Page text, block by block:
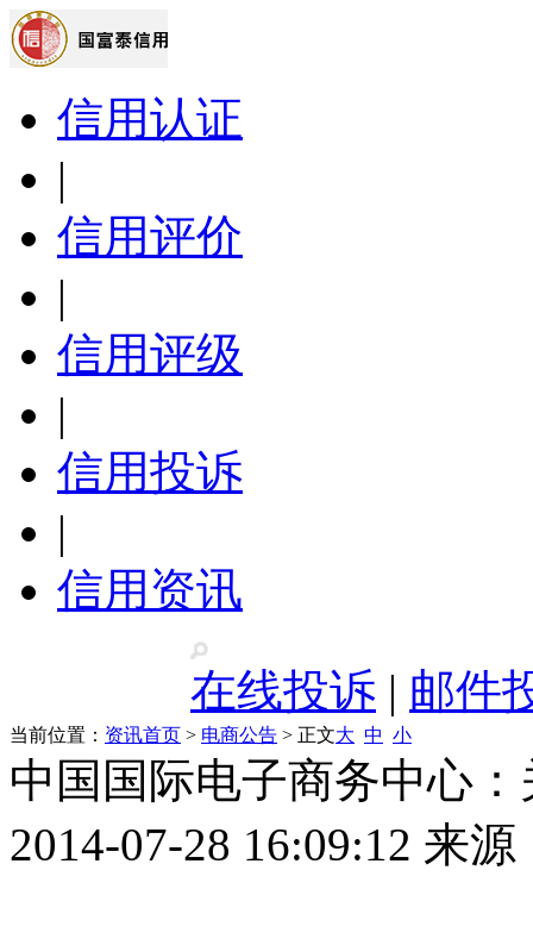
信用认证
|
信用评价
|
信用评级
|
信用投诉
|
信用资讯
在线投诉 | 邮件
当前位置： 资讯首页 > 电商公告 > 正文大 中 小
中国国际电子商务中心
2014-07-28 16:09:12 来